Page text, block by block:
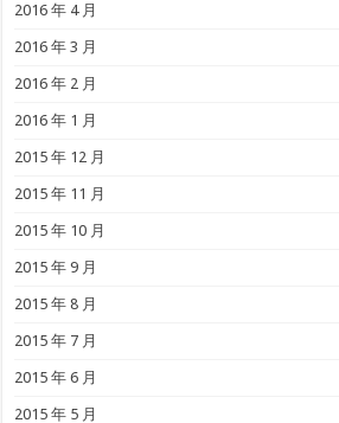
2016 年 4 月
2016 年 3 月
2016 年 2 月
2016 年 1 月
2015 年 12 月
2015 年 11 月
2015 年 10 月
2015 年 9 月
2015 年 8 月
2015 年 7 月
2015 年 6 月
2015 年 5 月